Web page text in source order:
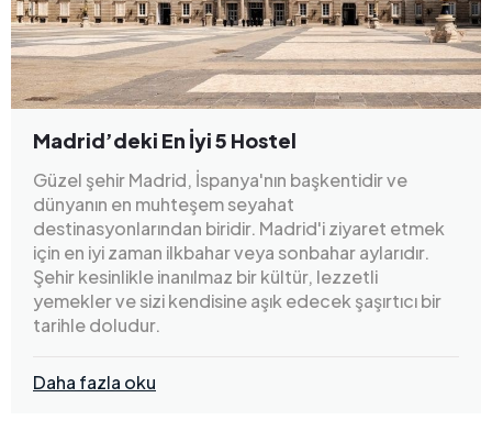
Madrid’deki En İyi 5 Hostel
Güzel şehir Madrid, İspanya'nın başkentidir ve
dünyanın en muhteşem seyahat
destinasyonlarından biridir. Madrid'i ziyaret etmek
için en iyi zaman ilkbahar veya sonbahar aylarıdır.
Şehir kesinlikle inanılmaz bir kültür, lezzetli
yemekler ve sizi kendisine aşık edecek şaşırtıcı bir
tarihle doludur.
Daha fazla oku